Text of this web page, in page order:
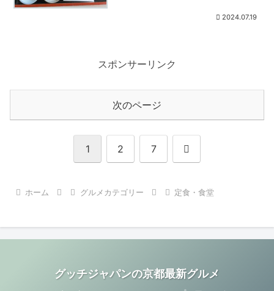
2024.07.19
スポンサーリンク
次のページ
1 2 7 次
ホーム グルメカテゴリー 定食・食堂
グッチジャパンの京都最新グルメ